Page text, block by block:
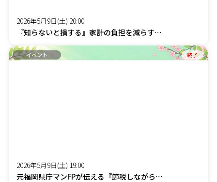
2026年5月9日(土) 20:00
『知らないと損する』家計の負担を減らす「賢約(けんやく)サポート」オンラインセミナー
イベント 終了
2026年5月9日(土) 19:00
元福岡県庁マンFPが伝える『節税しながら社長の手取りを増やす』オンラインセミナー